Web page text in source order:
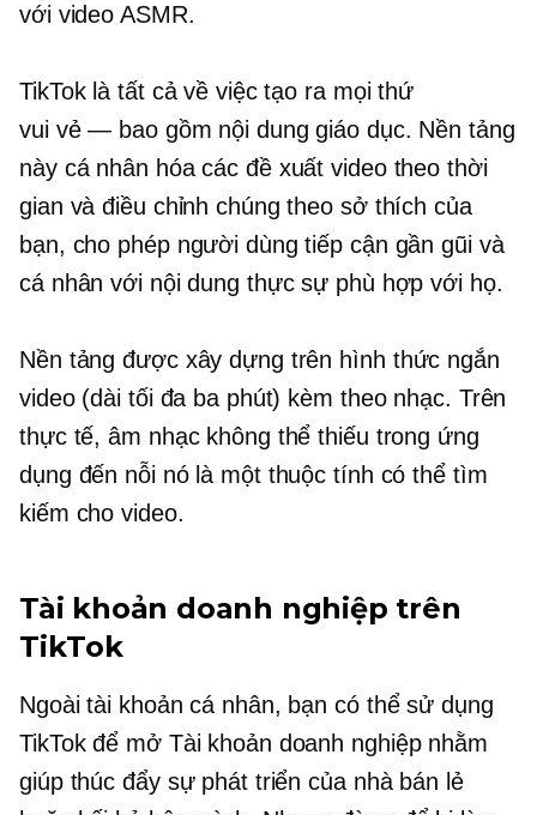
với video ASMR.
TikTok là tất cả về việc tạo ra mọi thứ
vui vẻ — bao gồm nội dung giáo dục. Nền tảng
này cá nhân hóa các đề xuất video theo thời
gian và điều chỉnh chúng theo sở thích của
bạn, cho phép người dùng tiếp cận gần gũi và
cá nhân với nội dung thực sự phù hợp với họ.
Nền tảng được xây dựng trên hình thức ngắn
video (dài tối đa ba phút) kèm theo nhạc. Trên
thực tế, âm nhạc không thể thiếu trong ứng
dụng đến nỗi nó là một thuộc tính có thể tìm
kiếm cho video.
Tài khoản doanh nghiệp trên
TikTok
Ngoài tài khoản cá nhân, bạn có thể sử dụng
TikTok để mở Tài khoản doanh nghiệp nhằm
giúp thúc đẩy sự phát triển của nhà bán lẻ